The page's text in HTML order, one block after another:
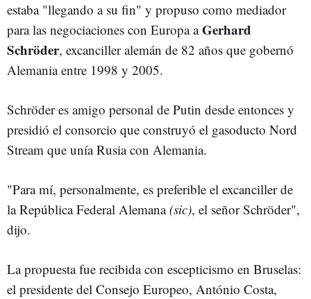
estaba "llegando a su fin" y propuso como mediador
para las negociaciones con Europa aGerhard
Schröder, excanciller alemán de 82 años que gobernó
Alemania entre 1998 y 2005.
Schröder es amigo personal de Putin desde entonces y
presidió el consorcio que construyó el gasoducto Nord
Stream que unía Rusia con Alemania.
"Para mí, personalmente, es preferible el excanciller de
la República Federal Alemana(sic), el señor Schröder",
dijo.
La propuesta fue recibida con escepticismo en Bruselas:
el presidente del Consejo Europeo, António Costa,